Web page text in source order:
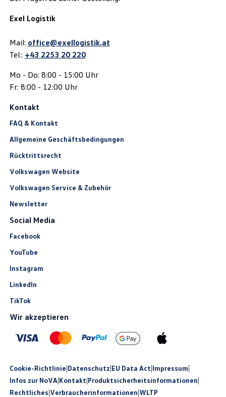
Exel Logistik
Mail: office@exellogistik.at
Tel.: +43 2253 20 220
Mo - Do: 8:00 - 15:00 Uhr
Fr: 8:00 - 12:00 Uhr
Kontakt
FAQ & Kontakt
Allgemeine Geschäftsbedingungen
Rücktrittsrecht
Volkswagen Website
Volkswagen Service & Zubehör
Newsletter
Social Media
Facebook
YouTube
Instagram
LinkedIn
TikTok
Wir akzeptieren
Cookie-Richtlinie|Datenschutz|EU Data Act|Impressum|
Infos zur NoVA|Kontakt|Produkt­sicherheits­informationen|
Rechtliches|Verbraucherinformationen|WLTP